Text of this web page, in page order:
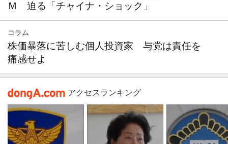
Ｍ 迫る「チャイナ・ショック」
コラム
株価暴落に苦しむ個人投資家 与党は責任を
痛感せよ
アクセスランキング